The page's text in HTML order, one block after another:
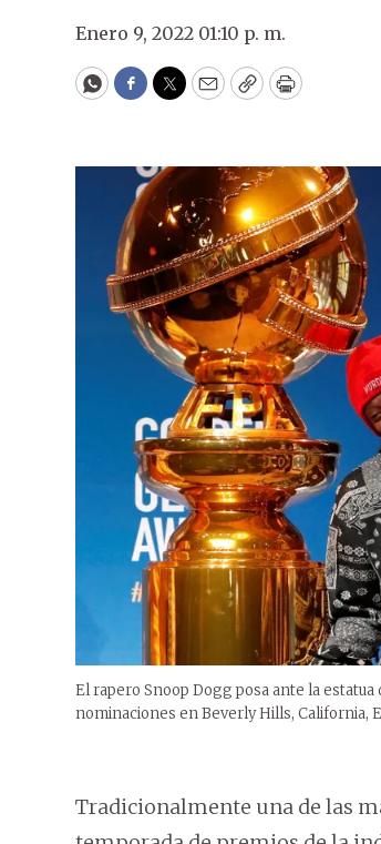
Enero 9, 2022 01:10 p. m.
WhatsApp
Facebook
Twitter
EmailCopyPrint
El rapero Snoop Dogg posa ante la
nominaciones en Beverly Hills, California,
Tradicionalmente una de las